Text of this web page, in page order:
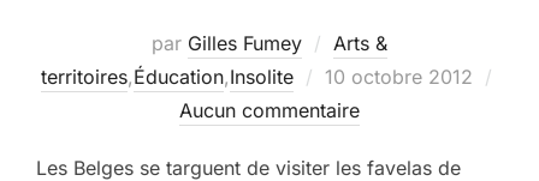
par Gilles Fumey
Arts &
territoires,Éducation,Insolite
Publié
le
10 octobre 2012
Aucun commentaire
Les Belges se targuent de visiter les favelas de